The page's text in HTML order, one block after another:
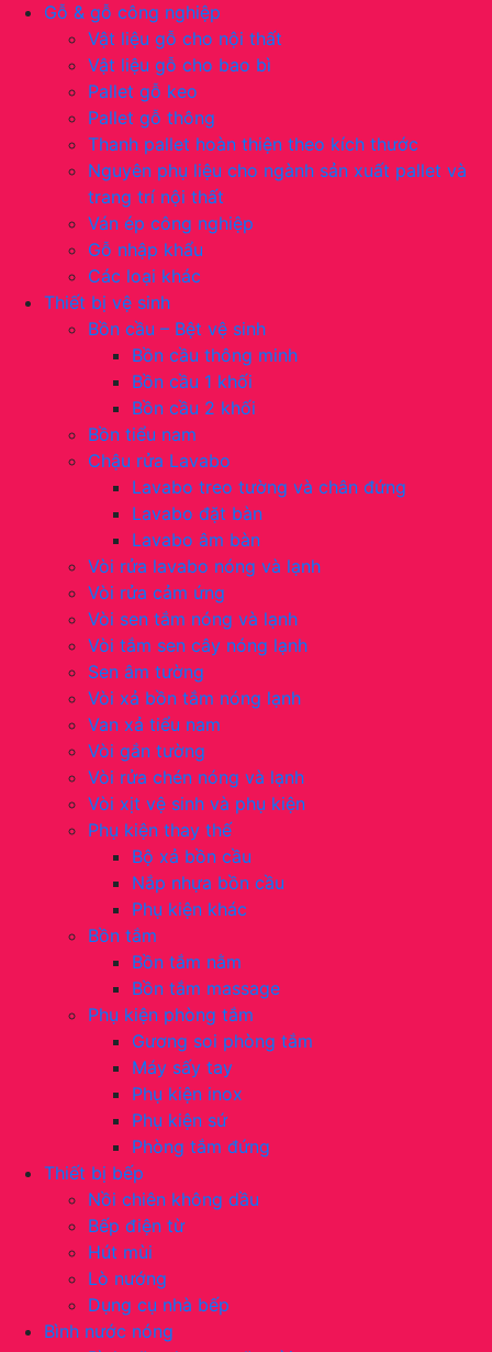
Gỗ & gỗ công nghiệp
Vật liệu gỗ cho nội thất
Vật liệu gỗ cho bao bì
Pallet gỗ keo
Pallet gỗ thông
Thanh pallet hoàn thiện theo kích thước
Nguyên phụ liệu cho ngành sản xuất pallet và
trang trí nội thất
Ván ép công nghiệp
Gỗ nhập khẩu
Các loại khác
Thiết bị vệ sinh
Bồn cầu – Bệt vệ sinh
Bồn cầu thông minh
Bồn cầu 1 khối
Bồn cầu 2 khối
Bồn tiểu nam
Chậu rửa Lavabo
Lavabo treo tường và chân đứng
Lavabo đặt bàn
Lavabo âm bàn
Vòi rửa lavabo nóng và lạnh
Vòi rửa cảm ứng
Vòi sen tắm nóng và lạnh
Vòi tắm sen cây nóng lạnh
Sen âm tường
Vòi xả bồn tắm nóng lạnh
Van xả tiểu nam
Vòi gắn tường
Vòi rửa chén nóng và lạnh
Vòi xịt vệ sinh và phụ kiện
Phụ kiện thay thế
Bộ xả bồn cầu
Nắp nhựa bồn cầu
Phụ kiện khác
Bồn tắm
Bồn tắm nằm
Bồn tắm massage
Phụ kiện phòng tắm
Gương soi phòng tắm
Máy sấy tay
Phụ kiện inox
Phụ kiện sứ
Phòng tắm đứng
Thiết bị bếp
Nồi chiên không dầu
Bếp điện từ
Hút mùi
Lò nướng
Dụng cụ nhà bếp
Bình nước nóng